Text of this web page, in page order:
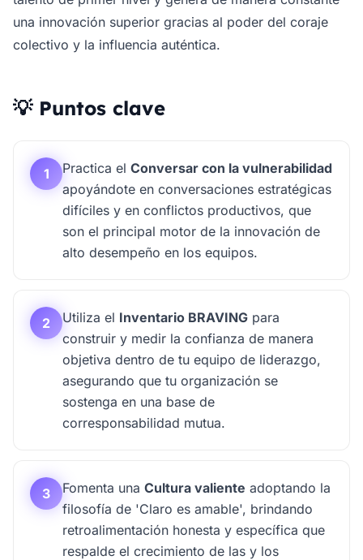
una innovación superior gracias al poder del coraje
colectivo y la influencia auténtica.
💡 Puntos clave
1 Practica el Conversar con la vulnerabilidad
apoyándote en conversaciones estratégicas
difíciles y en conflictos productivos, que
son el principal motor de la innovación de
alto desempeño en los equipos.
2 Utiliza el Inventario BRAVING para
construir y medir la confianza de manera
objetiva dentro de tu equipo de liderazgo,
asegurando que tu organización se
sostenga en una base de
corresponsabilidad mutua.
3 Fomenta una Cultura valiente adoptando la
filosofía de 'Claro es amable', brindando
retroalimentación honesta y específica que
respalde el crecimiento de las y los